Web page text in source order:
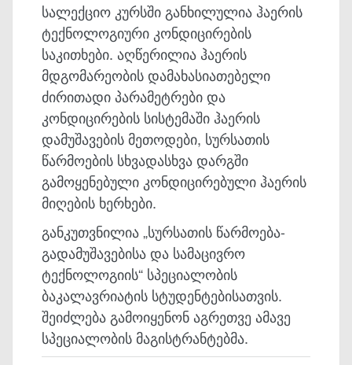
სალექციო კურსში განხილულია ჰაერის
ტექნოლოგიური კონდიცირების
საკითხები. აღწერილია ჰაერის
მდგომარეობის დამახასიათებელი
ძირითადი პარამეტრები და
კონდიცირების სისტემაში ჰაერის
დამუშავების მეთოდები, სურსათის
წარმოების სხვადასხვა დარგში
გამოყენებული კონდიცირებული ჰაერის
მიღების ხერხები.
განკუთვნილია „სურსათის წარმოება-
გადამუშავებისა და სამაცივრო
ტექნოლოგიის“ სპეციალობის
ბაკალავრიატის სტუდენტებისათვის.
შეიძლება გამოიყენონ აგრეთვე ამავე
სპეციალობის მაგისტრანტებმა.